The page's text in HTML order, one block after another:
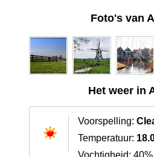
Foto's van
Het weer in
Voorspelling:
Temperatuur: